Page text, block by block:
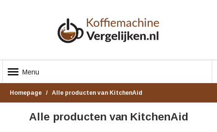
Menu
Homepage Alle producten van KitchenAid
Alle producten van KitchenAid